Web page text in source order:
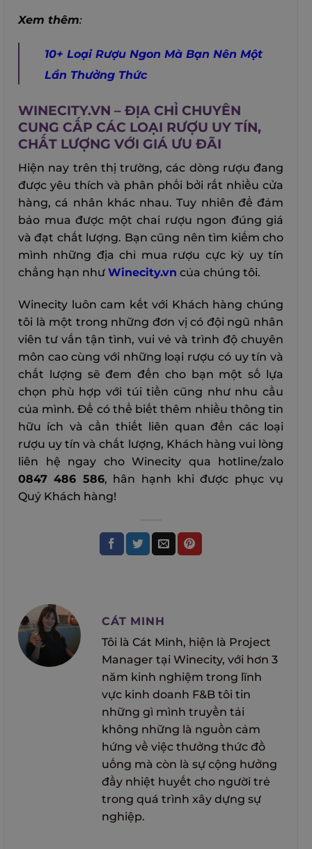
Xem thêm:
10+ Loại Rượu Ngon Mà Bạn Nên Một
Lần Thưởng Thức
WINECITY.VN – ĐỊA CHỈ CHUYÊN
CUNG CẤP CÁC LOẠI RƯỢU UY TÍN,
CHẤT LƯỢNG VỚI GIÁ ƯU ĐÃI
Hiện nay trên thị trường, các dòng rượu đang
được yêu thích và phân phối bởi rất nhiều cửa
hàng, cá nhân khác nhau. Tuy nhiên để đảm
bảo mua được một chai rượu ngon đúng giá
và đạt chất lượng. Bạn cũng nên tìm kiếm cho
mình những địa chỉ mua rượu cực kỳ uy tín
chẳng hạn như Winecity.vn của chúng tôi.
Winecity luôn cam kết với Khách hàng chúng
tôi là một trong những đơn vị có đội ngũ nhân
viên tư vấn tận tình, vui vẻ và trình độ chuyên
môn cao cùng với những loại rượu có uy tín và
chất lượng sẽ đem đến cho bạn một số lựa
chọn phù hợp với túi tiền cũng như nhu cầu
của mình. Để có thể biết thêm nhiều thông tin
hữu ích và cần thiết liên quan đến các loại
rượu uy tín và chất lượng, Khách hàng vui lòng
liên hệ ngay cho Winecity qua hotline/zalo
0847 486 586, hân hạnh khi được phục vụ
Quý Khách hàng!
CÁT MINH
Tôi là Cát Minh, hiện là Project
Manager tại Winecity, với hơn 3
năm kinh nghiệm trong lĩnh
vực kinh doanh F&B tôi tin
những gì mình truyền tải
không những là nguồn cảm
hứng về việc thưởng thức đồ
uống mà còn là sự cộng hưởng
đầy nhiệt huyết cho người trẻ
trong quá trình xây dựng sự
nghiệp.